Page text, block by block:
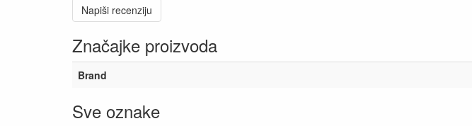
Napiši recenziju
Značajke proizvoda
Brand
Sve oznake